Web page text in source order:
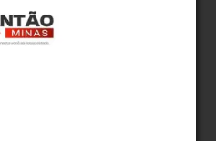
diretrizes para
dos vínculos familiares